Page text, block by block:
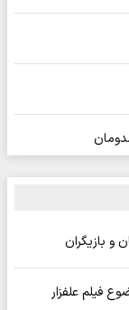
بازیگران
فیلم علفزار